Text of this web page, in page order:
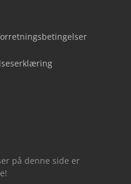
på denne side er